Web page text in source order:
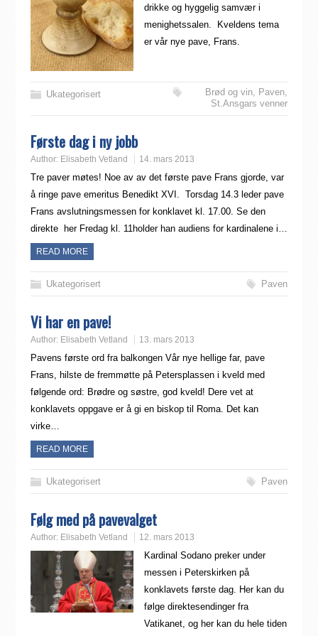
drikke og hyggelig samvær i
menighetssalen. Kveldens tema
er vår nye pave, Frans.
Ukategorisert Brød og vin Paven
St.Ansgars venner
Første dag i ny jobb
Author: Elisabeth Vetland 14. mars 2013
Tre paver møtes! Noe av av det første pave Frans gjorde, var
å ringe pave emeritus Benedikt XVI. Torsdag 14.3 leder pave
Frans avslutningsmessen for konklavet kl. 17.00. Se den
direkte her Fredag kl. 11holder han audiens for kardinalene i…
READ MORE
Ukategorisert Paven
Vi har en pave!
Author: Elisabeth Vetland 13. mars 2013
Pavens første ord fra balkongen Vår nye hellige far, pave
Frans, hilste de fremmøtte på Petersplassen i kveld med
følgende ord: Brødre og søstre, god kveld! Dere vet at
konklavets oppgave er å gi en biskop til Roma. Det kan
virke…
READ MORE
Ukategorisert Paven
Følg med på pavevalget
Author: Elisabeth Vetland 12. mars 2013
Kardinal Sodano preker under
messen i Peterskirken på
konklavets første dag. Her kan du
følge direktesendinger fra
Vatikanet, og her kan du hele tiden